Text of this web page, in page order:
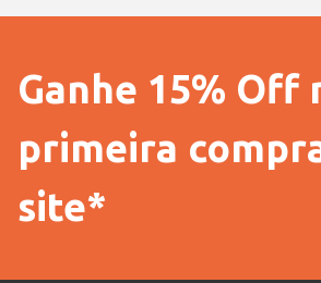
Ganhe 15% Off
primeira
site*